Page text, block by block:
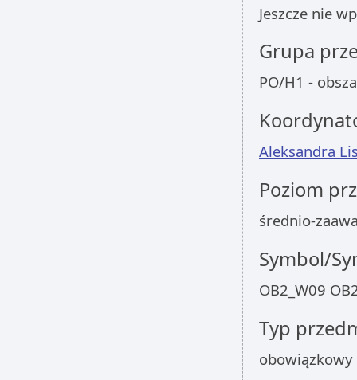
Jeszcze nie
Grupa
PO/H1 -
Aleksandra
Poziom
średnio-
Symbol/
OB2_W09
Typ
obowiązkowy